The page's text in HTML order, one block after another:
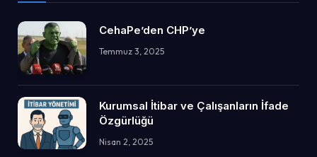
CehaPe’den CHP’ye
Temmuz 3, 2025
Kurumsal İtibar ve Çalışanların İfade
Özgürlüğü
Nisan 2, 2025